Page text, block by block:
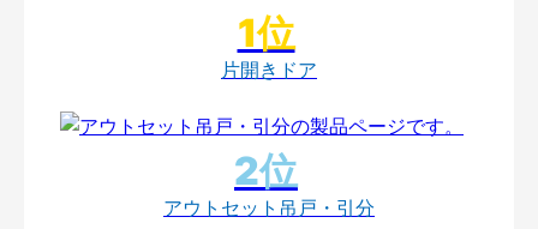
片開きドア
アウトセット吊戸・引分